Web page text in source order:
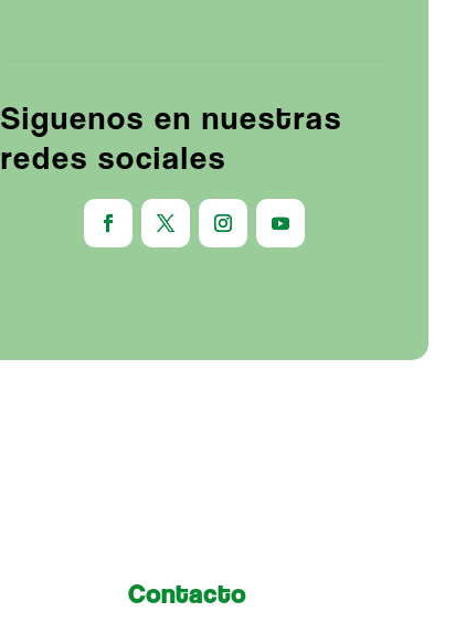
Siguenos en nuestras
redes sociales
Contacto